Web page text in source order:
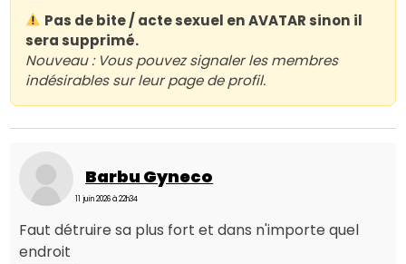
Pas de bite / acte sexuel en AVATAR sinon il
sera supprimé.
Nouveau : Vous pouvez signaler les membres
indésirables sur leur page de profil.
Barbu Gyneco
11 juin 2026 à 22h34
Faut détruire sa plus fort et dans n'importe quel
endroit